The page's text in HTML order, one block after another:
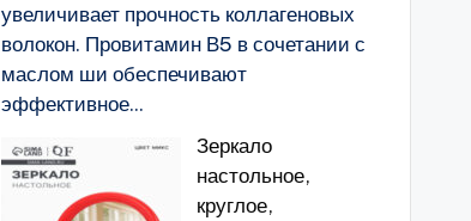
увеличивает прочность коллагеновых
волокон. Провитамин В5 в сочетании с
маслом ши обеспечивают
эффективное...
Зеркало
настольное,
круглое,